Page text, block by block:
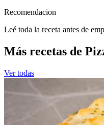
Recomendacion
Leé toda la receta antes de
Más recetas de
Ver todas